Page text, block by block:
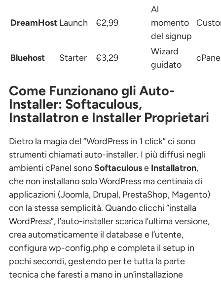
DreamHost Launch €2,99
Al
momento
del signup
Bluehost Starter €3,29
Wizard
guidato
Come Funzionano gli Auto-
Installer: Softaculous,
Installatron e Installer Proprietari
Dietro la magia del “WordPress in 1 click” ci sono
strumenti chiamati auto-installer. I più diffusi negli
ambienti cPanel sonoSoftaculouse Installatron,
che non installano solo WordPress ma centinaia di
applicazioni (Joomla, Drupal, PrestaShop, Magento)
con la stessa semplicità. Quando clicchi “installa
WordPress”, l’auto-installer scarica l’ultima versione,
crea automaticamente il database e l’utente,
configura wp-config.php e completa il setup in
pochi secondi, gestendo per te tutta la parte
tecnica che faresti a mano in un’installazione